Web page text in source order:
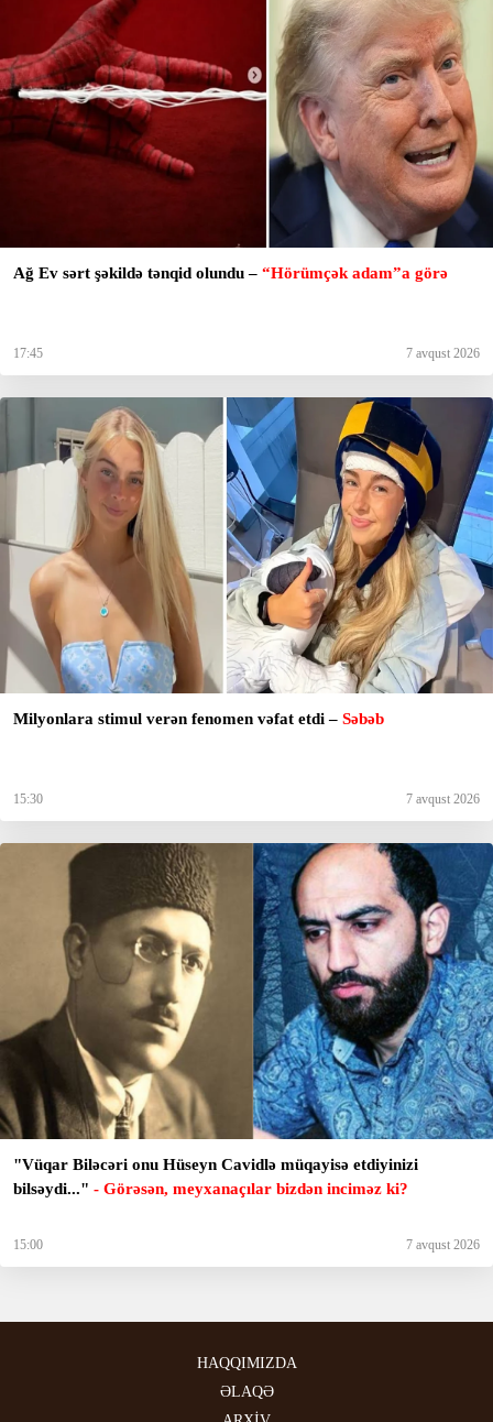
Ağ Ev sərt şəkildə tənqid olundu – “Hörümçək adam”a görə
17:45 7 avqust 2026
Milyonlara stimul verən fenomen vəfat etdi – Səbəb
15:30 7 avqust 2026
"Vüqar Biləcəri onu Hüseyn Cavidlə müqayisə etdiyinizi
bilsəydi..." - Görəsən, meyxanaçılar bizdən inciməz ki?
15:00 7 avqust 2026
HAQQIMIZDA
ƏLAQƏ